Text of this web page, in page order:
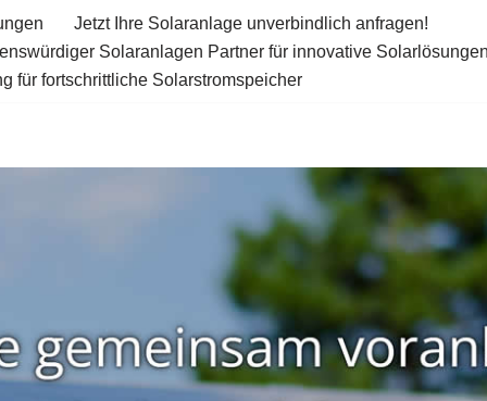
Jetzt Ihre Solaranlage unverbindlich anfragen!
Solaranlagen Partner für innovative
für fortschrittliche Solarstromspeicher